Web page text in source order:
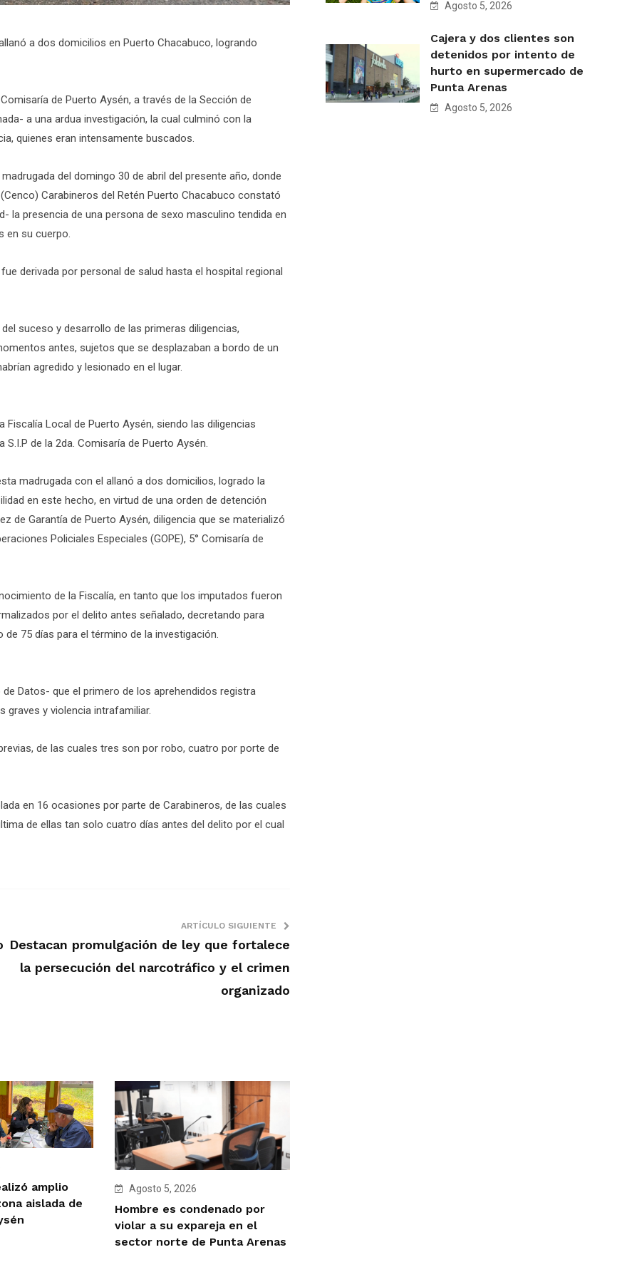
a dos domicilios en Puerto Chacabuco, logrando
de Puerto Aysén, a través de la Sección de
a una ardua investigación, la cual culminó con la
quienes eran intensamente buscados.
del domingo 30 de abril del presente año, donde
Carabineros del Retén Puerto Chacabuco constató
la presencia de una persona de sexo masculino tendida en
en su cuerpo.
derivada por personal de salud hasta el hospital regional
suceso y desarrollo de las primeras diligencias,
antes, sujetos que se desplazaban a bordo de un
agredido y lesionado en el lugar.
Local de Puerto Aysén, siendo las diligencias
de la 2da. Comisaría de Puerto Aysén.
madrugada con el allanó a dos domicilios, logrado la
en este hecho, en virtud de una orden de detención
de Garantía de Puerto Aysén, diligencia que se materializó
Policiales Especiales (GOPE), 5° Comisaría de
de la Fiscalía, en tanto que los imputados fueron
por el delito antes señalado, decretando para
75 días para el término de la investigación.
Datos- que el primero de los aprehendidos registra
graves y violencia intrafamiliar.
de las cuales tres son por robo, cuatro por porte de
en 16 ocasiones por parte de Carabineros, de las cuales
de ellas tan solo cuatro días antes del delito por el cual
ARTÍCULO SIGUIENTE
Destacan promulgación de ley que fortalece
la persecución del narcotráfico y el crimen
organizado
amplio
aislada de
Agosto 5, 2026
Hombre es condenado por
violar a su expareja en el
sector norte de Punta Arenas
Agosto 5, 2026
Cajera y dos clientes son
detenidos por intento de
hurto en supermercado de
Punta Arenas
Agosto 5, 2026